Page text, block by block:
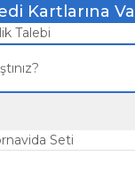
Kartlarına
Talebi
Seti